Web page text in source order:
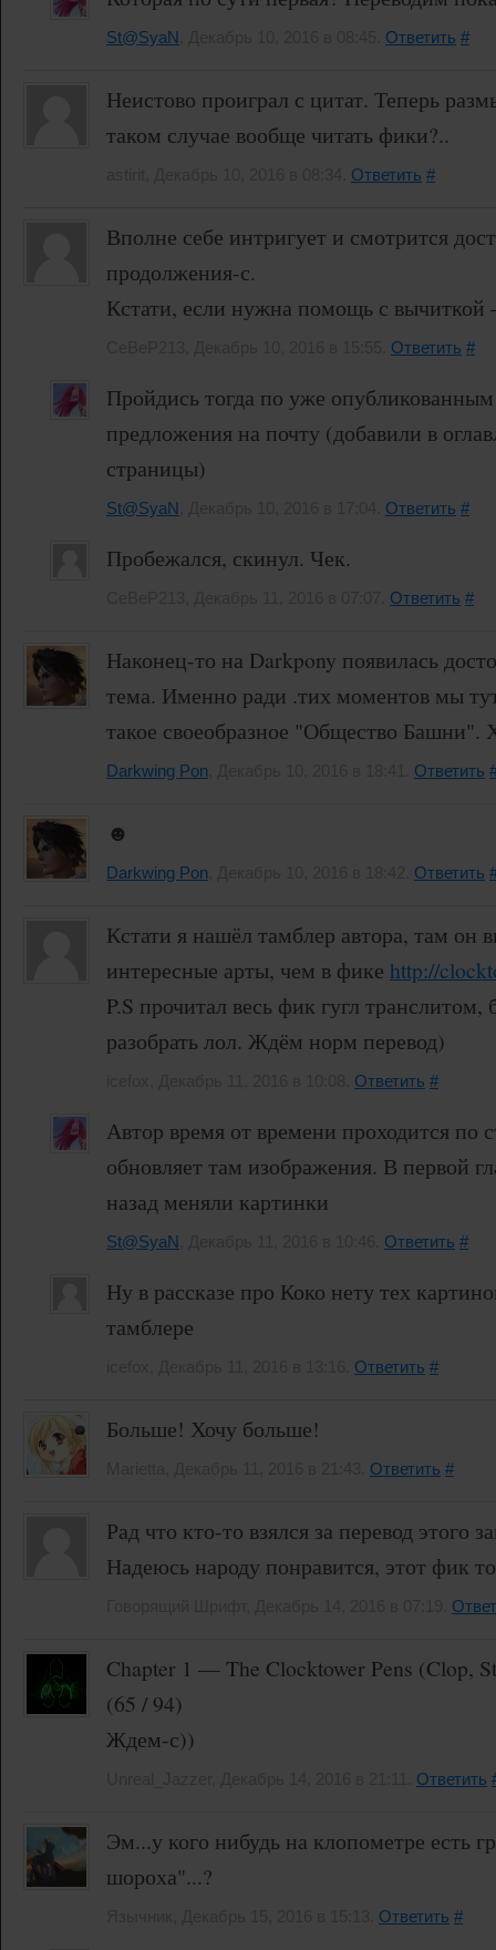
St@SyaN Ответить #
Неистово проиграл с цитат. Теперь
таком случае вообще читать фики?..
Ответить #
Вполне себе интригует и смотрится
продолжения-с.
Кстати, если нужна помощь с
Ответить #
Пройдись тогда по уже
предложения на почту (добавили в
страницы)
St@SyaN Ответить #
Пробежался, скинул. Чек.
Ответить #
Наконец-то на Darkpony появилась
тема. Именно ради .тих моментов мы
такое своеобразное "Общество Башни".
Darkwing Pon Ответить
☻
Darkwing Pon Ответить
Кстати я нашёл тамблер автора, там он
интересные арты, чем в фике http://
P.S прочитал весь фик гугл
разобрать лол. Ждём норм перевод)
Ответить #
Автор время от времени проходится по
обновляет там изображения. В первой
назад меняли картинки
St@SyaN Ответить #
Ну в рассказе про Коко нету тех
тамблере
Ответить #
Больше! Хочу больше!
Ответить #
Рад что кто-то взялся за перевод этого
Надеюсь народу понравится, этот фик
Chapter 1 — The Clocktower Pens (Clop,
(65 / 94)
Ждем-с))
Ответить
Эм...у кого нибудь на клопометре есть
шороха"...?
Ответить #